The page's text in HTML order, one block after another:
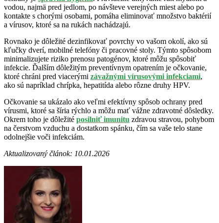
vodou, najmä pred jedlom, po návšteve verejných miest alebo po
kontakte s chorými osobami, pomáha eliminovať množstvo baktérií
a vírusov, ktoré sa na rukách nachádzajú.
Rovnako je dôležité dezinfikovať povrchy vo vašom okolí, ako sú
kľučky dverí, mobilné telefóny či pracovné stoly. Týmto spôsobom
minimalizujete riziko prenosu patogénov, ktoré môžu spôsobiť
infekcie. Ďalším dôležitým preventívnym opatrením je očkovanie,
ktoré chráni pred viacerými závažnými vírusovými infekciami,
ako sú napríklad chrípka, hepatitída alebo rôzne druhy HPV.
Očkovanie sa ukázalo ako veľmi efektívny spôsob ochrany pred
vírusmi, ktoré sa šíria rýchlo a môžu mať vážne zdravotné dôsledky.
Okrem toho je dôležité posilniť imunitu zdravou stravou, pohybom
na čerstvom vzduchu a dostatkom spánku, čím sa vaše telo stane
odolnejšie voči infekciám.
Aktualizovaný článok: 10.01.2026